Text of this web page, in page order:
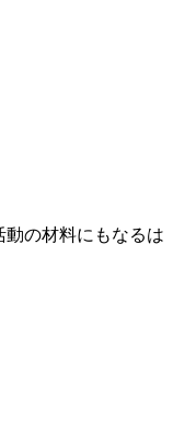
の材料にもなるは